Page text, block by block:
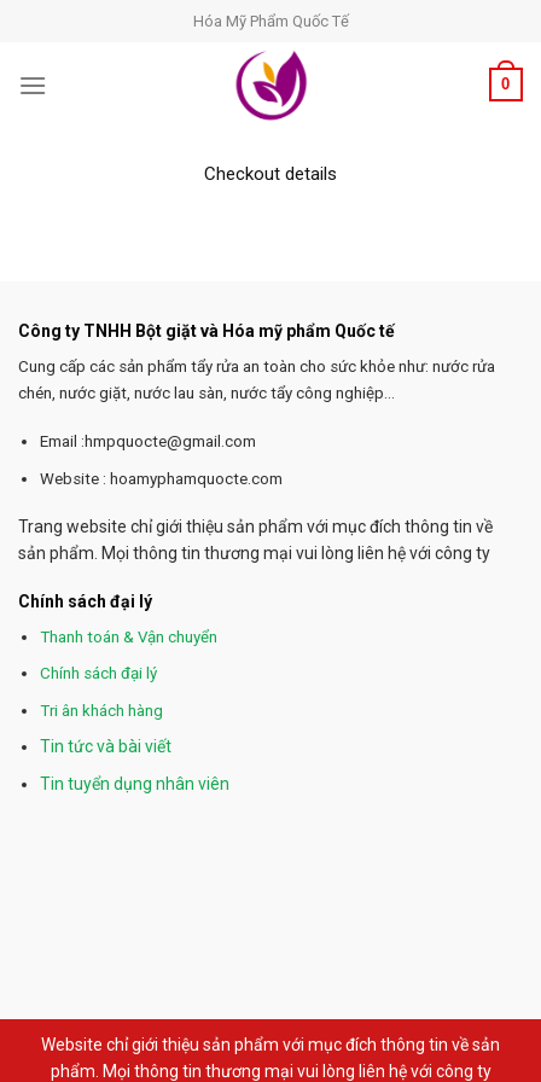
content
Hóa Mỹ Phẩm Quốc Tế
0
Checkout details
Công ty TNHH Bột giặt và Hóa mỹ phẩm Quốc tế
Cung cấp các sản phẩm tẩy rửa an toàn cho sức khỏe như: nước rửa
chén, nước giặt, nước lau sàn, nước tẩy công nghiệp...
Email :hmpquocte@gmail.com
Website : hoamyphamquocte.com
Trang website chỉ giới thiệu sản phẩm với mục đích thông tin về
sản phẩm. Mọi thông tin thương mại vui lòng liên hệ với công ty
Chính sách đại lý
Thanh toán & Vận chuyển
Chính sách đại lý
Tri ân khách hàng
Tin tức và bài viết
Tin tuyển dụng nhân viên
Website chỉ giới thiệu sản phẩm với mục đích thông tin về sản
phẩm. Mọi thông tin thương mại vui lòng liên hệ với công ty